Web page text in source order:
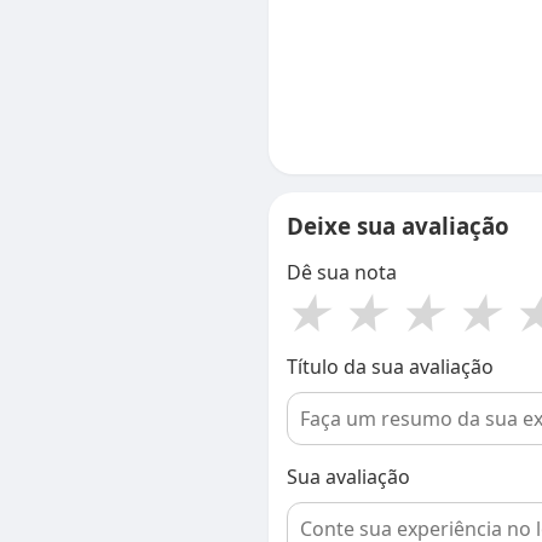
Deixe sua avaliação
Dê sua nota
★ ★ ★ ★
Título da sua avaliação
Sua avaliação